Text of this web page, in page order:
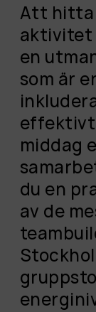
Att hitta
aktivitet
en
som är
middag
du en
av de